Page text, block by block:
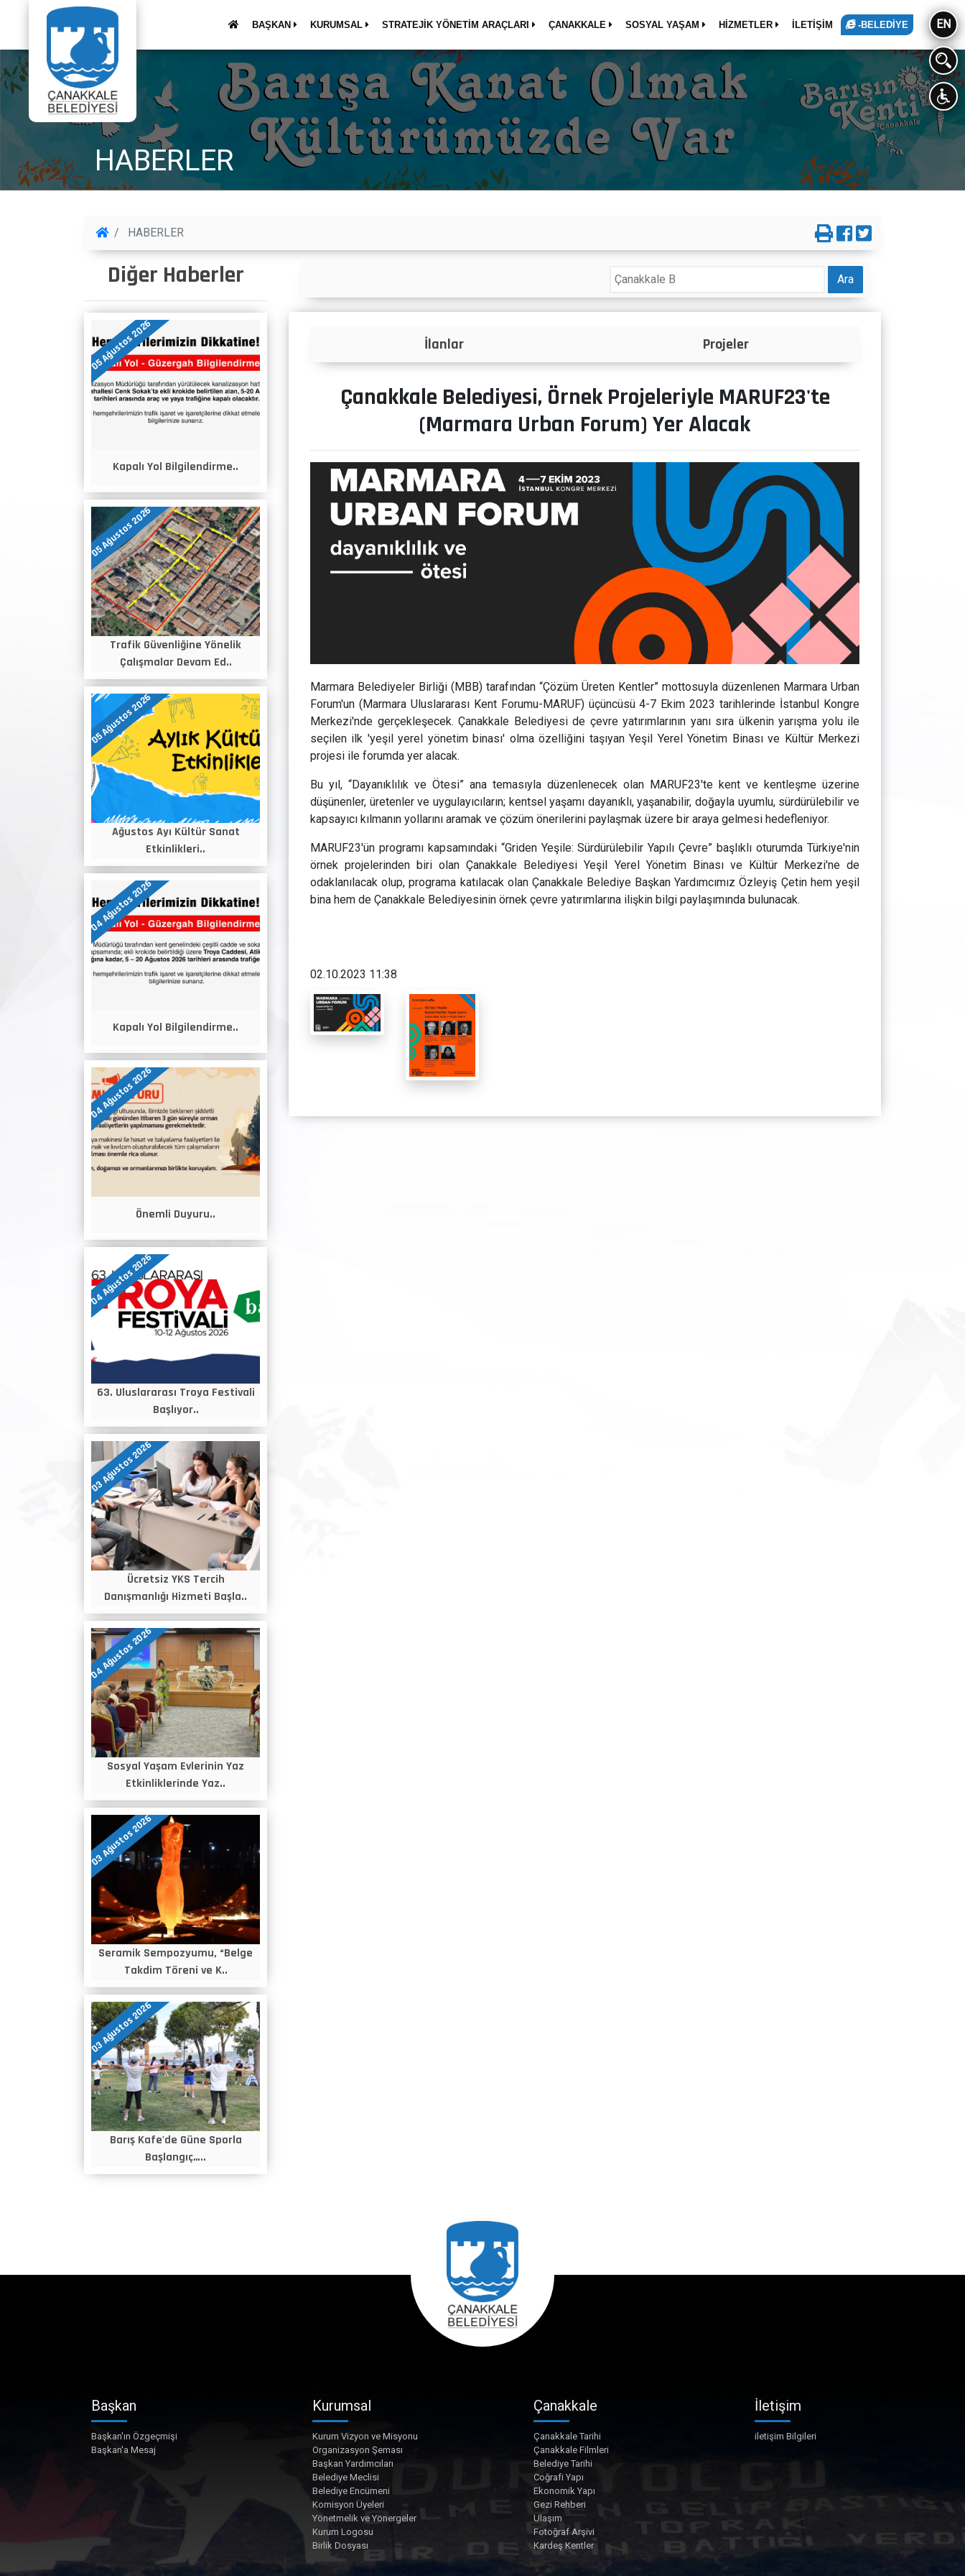
BAŞKAN KURUMSAL STRATEJİK YÖNETİM ARAÇLARI ÇANAKKALE SOSYAL YAŞAM HİZMETLER İLETİŞİM -BELEDİYE EN
HABERLER
HABERLER
Diğer Haberler
05 Ağustos 2026
Kapalı Yol Bilgilendirme..
05 Ağustos 2026
Trafik Güvenliğine Yönelik
Çalışmalar Devam Ed..
05 Ağustos 2026
Ağustos Ayı Kültür Sanat
Etkinlikleri..
04 Ağustos 2026
Kapalı Yol Bilgilendirme..
04 Ağustos 2026
Önemli Duyuru..
04 Ağustos 2026
63. Uluslararası Troya Festivali
Başlıyor..
03 Ağustos 2026
Ücretsiz YKS Tercih
Danışmanlığı Hizmeti Başla..
04 Ağustos 2026
Sosyal Yaşam Evlerinin Yaz
Etkinliklerinde Yaz..
03 Ağustos 2026
Seramik Sempozyumu, “Belge
Takdim Töreni ve K..
03 Ağustos 2026
Barış Kafe'de Güne Sporla
Başlangıç…..
Ara
Duyurular İlanlar Projeler
Çanakkale Belediyesi, Örnek Projeleriyle MARUF23'te
(Marmara Urban Forum) Yer Alacak
Marmara Belediyeler Birliği (MBB) tarafından “Çözüm Üreten Kentler” mottosuyla düzenlenen Marmara Urban
Forum'un (Marmara Uluslararası Kent Forumu-MARUF) üçüncüsü 4-7 Ekim 2023 tarihlerinde İstanbul Kongre
Merkezi'nde gerçekleşecek. Çanakkale Belediyesi de çevre yatırımlarının yanı sıra ülkenin yarışma yolu ile
seçilen ilk 'yeşil yerel yönetim binası' olma özelliğini taşıyan Yeşil Yerel Yönetim Binası ve Kültür Merkezi
projesi ile forumda yer alacak.
Bu yıl, “Dayanıklılık ve Ötesi” ana temasıyla düzenlenecek olan MARUF23'te kent ve kentleşme üzerine
düşünenler, üretenler ve uygulayıcıların; kentsel yaşamı dayanıklı, yaşanabilir, doğayla uyumlu, sürdürülebilir ve
kapsayıcı kılmanın yollarını aramak ve çözüm önerilerini paylaşmak üzere bir araya gelmesi hedefleniyor.
MARUF23'ün programı kapsamındaki “Griden Yeşile: Sürdürülebilir Yapılı Çevre” başlıklı oturumda Türkiye'nin
örnek projelerinden biri olan Çanakkale Belediyesi Yeşil Yerel Yönetim Binası ve Kültür Merkezi'ne de
odaklanılacak olup, programa katılacak olan Çanakkale Belediye Başkan Yardımcımız Özleyiş Çetin hem yeşil
bina hem de Çanakkale Belediyesinin örnek çevre yatırımlarına ilişkin bilgi paylaşımında bulunacak.
02.10.2023 11:38
Başkan
Başkan'ın Özgeçmişi
Başkan'a Mesaj
Kurumsal
Kurum Vizyon ve Misyonu
Organizasyon Şeması
Başkan Yardımcıları
Belediye Meclisi
Belediye Encümeni
Komisyon Üyeleri
Yönetmelik ve Yönergeler
Kurum Logosu
Birlik Dosyası
Çanakkale
Çanakkale Tarihi
Çanakkale Filmleri
Belediye Tarihi
Coğrafi Yapı
Ekonomik Yapı
Gezi Rehberi
Ulaşım
Fotoğraf Arşivi
Kardeş Kentler
İletişim
iletişim Bilgileri